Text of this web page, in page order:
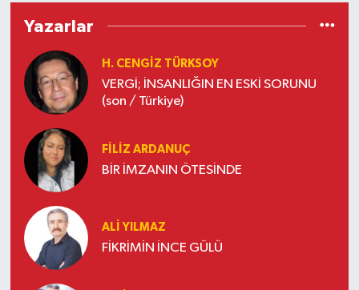
Yazarlar
H. CENGIZ TÜRKSOY
VERGİ; İNSANLIĞIN EN ESKİ SORUNU
(son / Türkiye)
FILIZ ARDANUÇ
BİR İMZANIN ÖTESİNDE
ALI YILMAZ
FİKRİMİN İNCE GÜLÜ